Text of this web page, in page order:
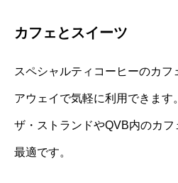
カフェとスイーツ
スペシャルティコーヒーのカフ
アウェイで気軽に利用できます。
ザ・ストランドやQVB内のカ
最適です。